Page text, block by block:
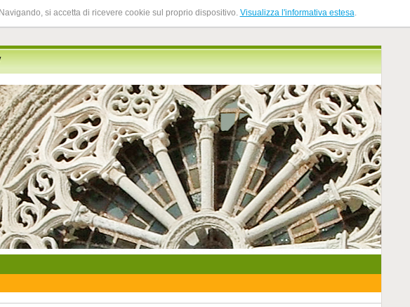
si accetta di ricevere cookie sul proprio dispositivo. Visualizza l'informativa estesa.